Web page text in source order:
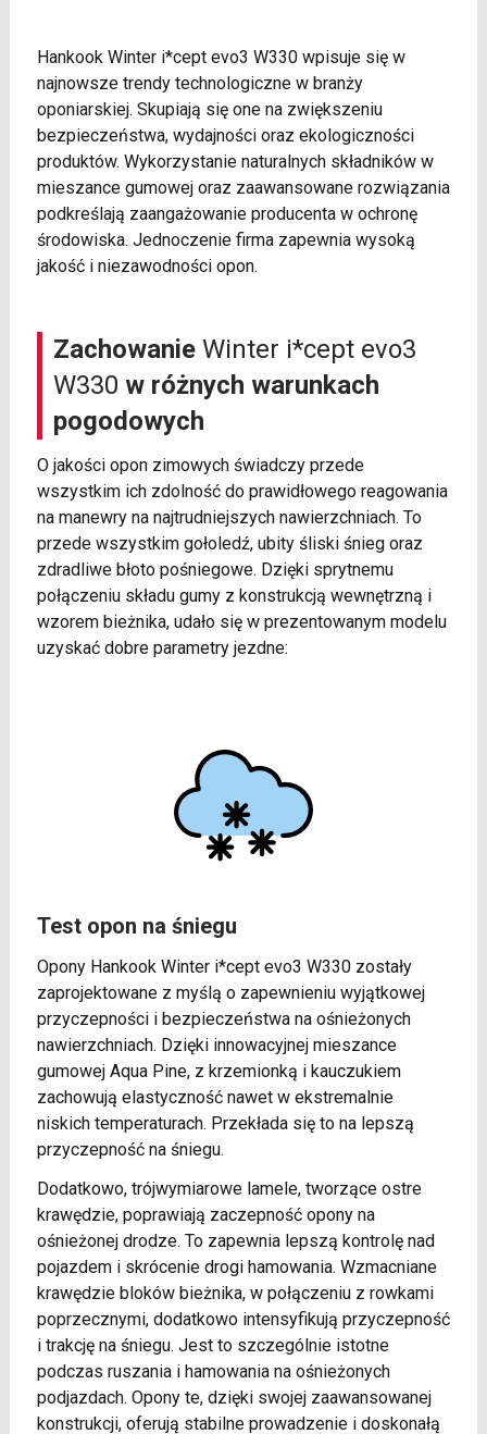
Hankook Winter i*cept evo3 W330 wpisuje się w
najnowsze trendy technologiczne w branży
oponiarskiej. Skupiają się one na zwiększeniu
bezpieczeństwa, wydajności oraz ekologiczności
produktów. Wykorzystanie naturalnych składników w
mieszance gumowej oraz zaawansowane rozwiązania
podkreślają zaangażowanie producenta w ochronę
środowiska. Jednoczenie firma zapewnia wysoką
jakość i niezawodności opon.
ZachowanieWinter i*cept evo3
W330 w różnych warunkach
pogodowych
O jakości opon zimowych świadczy przede
wszystkim ich zdolność do prawidłowego reagowania
na manewry na najtrudniejszych nawierzchniach. To
przede wszystkim gołoledź, ubity śliski śnieg oraz
zdradliwe błoto pośniegowe. Dzięki sprytnemu
połączeniu składu gumy z konstrukcją wewnętrzną i
wzorem bieżnika, udało się w prezentowanym modelu
uzyskać dobre parametry jezdne:
Test opon na śniegu
Opony Hankook Winter i*cept evo3 W330 zostały
zaprojektowane z myślą o zapewnieniu wyjątkowej
przyczepności i bezpieczeństwa na ośnieżonych
nawierzchniach. Dzięki innowacyjnej mieszance
gumowej Aqua Pine, z krzemionką i kauczukiem
zachowują elastyczność nawet w ekstremalnie
niskich temperaturach. Przekłada się to na lepszą
przyczepność na śniegu.
Dodatkowo, trójwymiarowe lamele, tworzące ostre
krawędzie, poprawiają zaczepność opony na
ośnieżonej drodze. To zapewnia lepszą kontrolę nad
pojazdem i skrócenie drogi hamowania. Wzmacniane
krawędzie bloków bieżnika, w połączeniu z rowkami
poprzecznymi, dodatkowo intensyfikują przyczepność
i trakcję na śniegu. Jest to szczególnie istotne
podczas ruszania i hamowania na ośnieżonych
podjazdach. Opony te, dzięki swojej zaawansowanej
konstrukcji, oferują stabilne prowadzenie i doskonałą